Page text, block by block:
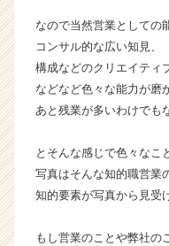
なので当然営業としての
コンサル的な広い知見、
構成などのクリエイティ
などなど色々な能力が磨
あと残業が多いわけでも
とそんな感じで色々なこ
写真はそんな知的職営業
知的要素が写真から見受
もし営業のことや弊社の